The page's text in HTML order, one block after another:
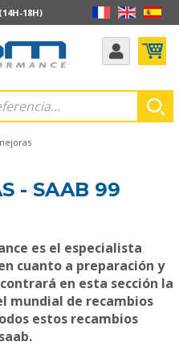
18H)
- SAAB 99
es el especialista
cuanto a preparación y
en esta sección la
mundial de recambios
estos recambios